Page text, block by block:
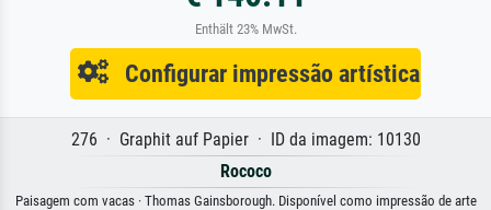
Enthält 23% MwSt.
Configurar impressão artística
276 · Graphit auf Papier · ID da imagem: 10130
Rococo
Paisagem com vacas · Thomas Gainsborough. Disponível como impressão de arte